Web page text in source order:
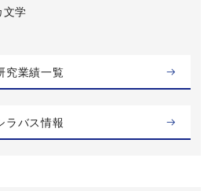
文学
究業績一覧
ラバス情報